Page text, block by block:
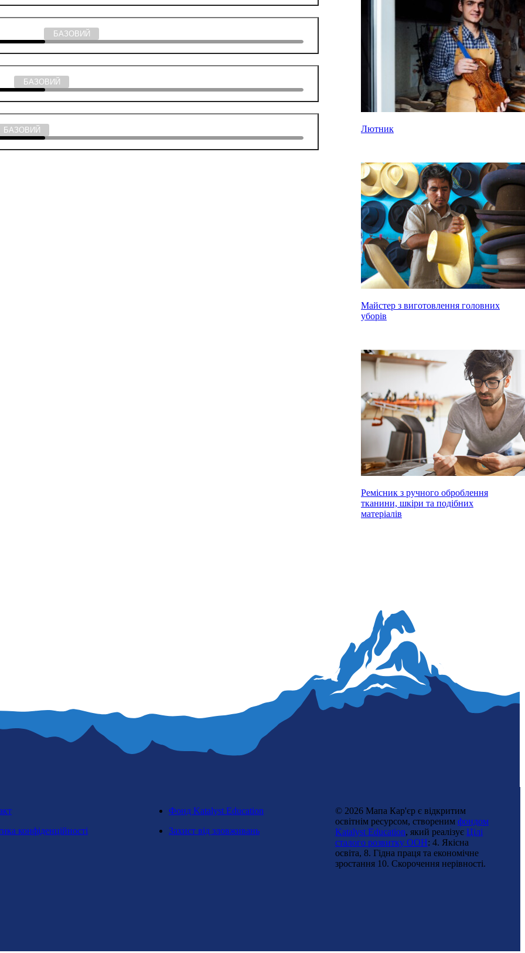
БАЗОВИЙ
БАЗОВИЙ
БАЗОВИЙ Лютник
Майстер з виготовлення головних
уборів
Ремісник з ручного оброблення
тканини, шкіри та подібних
матеріалів
конфіденційності
Фонд Katalyst Education
Захист від зловживань
© 2026 Мапа Кар'єр є відкритим
освітнім ресурсом, створеним фондом
Katalyst Education, який реалізує Цілі
сталого розвитку ООН: 4. Якісна
освіта, 8. Гідна праця та економічне
зростання 10. Cкорочення нерівності.